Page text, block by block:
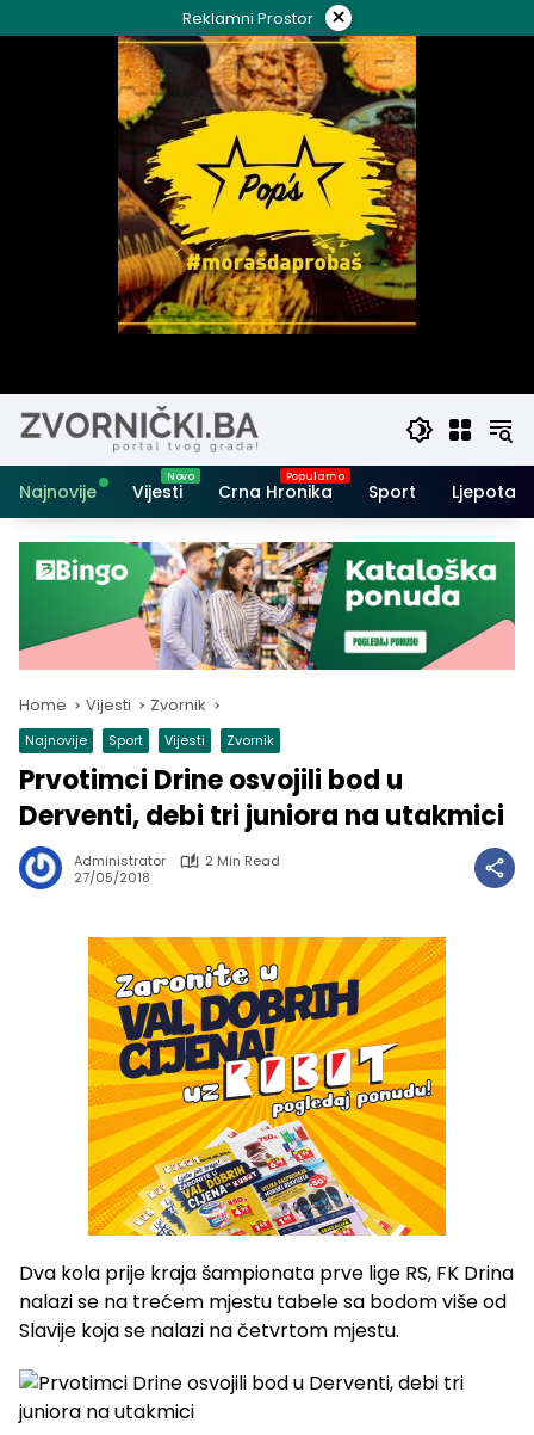
to
Reklamni Prostor ×
Najnovije Vijesti Crna Hronika Sport Ljepota i
Home Vijesti Zvornik
Najnovije Sport Vijesti Zvornik
Prvotimci Drine osvojili bod u
Derventi, debi tri juniora na utakmici
Administrator
2 Min Read
27/05/2018
Dva kola prije kraja šampionata prve lige RS, FK Drina
nalazi se na trećem mjestu tabele sa bodom više od
Slavije koja se nalazi na četvrtom mjestu.